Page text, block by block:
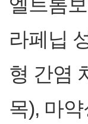
라페닙
형 간염
목), 마